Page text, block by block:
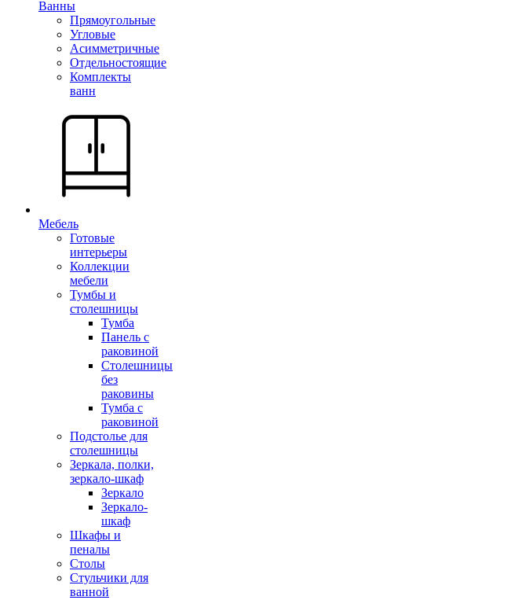
Ванны
Прямоугольные
Угловые
Асимметричные
Отдельностоящие
Комплекты
ванн
Мебель
Готовые
интерьеры
Коллекции
мебели
Тумбы и
столешницы
Тумба
Панель с
раковиной
Столешницы
без
раковины
Тумба с
раковиной
Подстолье для
столешницы
Зеркала, полки,
зеркало-шкаф
Зеркало
Зеркало-
шкаф
Шкафы и
пеналы
Столы
Стульчики для
ванной